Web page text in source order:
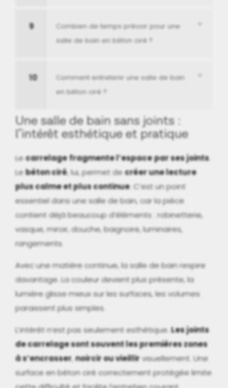
9
Combien de temps prévoir pour une
salle de bain en béton ciré ?
10
Comment entretenir une salle de bain
en béton ciré ?
Une salle de bain sans joints :
l’intérêt esthétique et pratique
Lecarrelagefragmente l’espacepar ses joints.
Lebéton ciré, lui, permet decréer une lecture
plus calme et plus continue. C’est un point
essentiel dans une salle de bain, car la pièce
contient déjà beaucoup d’éléments : robinetterie,
vasque, miroir, douche, baignoire, luminaires,
rangements.
Avec une matière continue, la salle de bain respire
davantage. La couleur devient plus présente, la
lumière glisse mieux sur les surfaces, les volumes
paraissent plus simples.
L’intérêt n’est pas seulement esthétique.Les joints
de carrelage sont souvent les premières zones
à s’encrasser ,noircir ou vieillirvisuellement. Une
surface en béton ciré correctement protégée limite